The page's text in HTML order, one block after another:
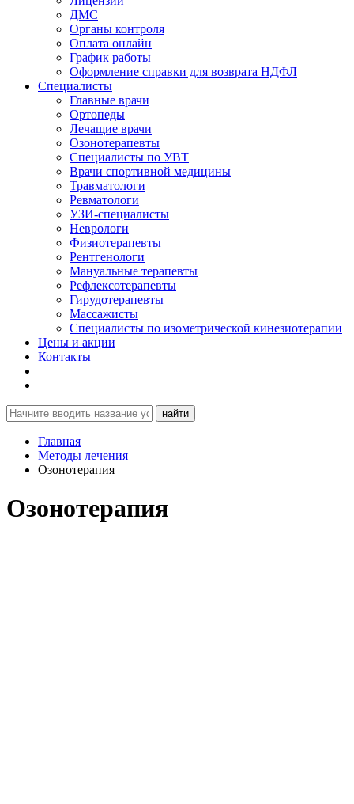
ДМС
Органы контроля
Оплата онлайн
График работы
Оформление справки для возврата НДФЛ
Специалисты
Главные врачи
Ортопеды
Лечащие врачи
Озонотерапевты
Специалисты по УВТ
Врачи спортивной медицины
Травматологи
Ревматологи
УЗИ-специалисты
Неврологи
Физиотерапевты
Рентгенологи
Мануальные терапевты
Рефлексотерапевты
Гирудотерапевты
Массажисты
Специалисты по изометрической кинезиотерапии
Цены и акции
Контакты
найти
Главная
Методы лечения
Озонотерапия
Озонотерапия